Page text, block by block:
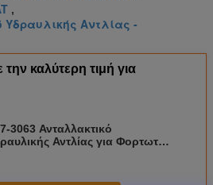
,
Υδραυλικής Αντλίας -
καλύτερη τιμή για
3063 Ανταλλακτικό
Αντλίας για Φορτωτή-